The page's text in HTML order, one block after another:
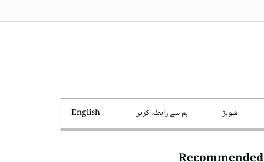
شوبز ہم سے رابطہ کریں English